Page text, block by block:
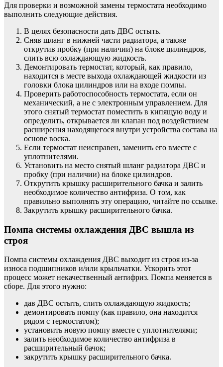
Для проверки и возможной замены термостата необходимо
выполнить следующие действия.
В целях безопасности дать ДВС остыть.
Сняв шланг в нижней части радиатора, а также
открутив пробку (при наличии) на блоке цилиндров,
слить всю охлаждающую жидкость.
Демонтировать термостат, который, как правило,
находится в месте выхода охлаждающей жидкости из
головки блока цилиндров или на входе помпы.
Проверить работоспособность термостата, если он
механический, а не с электронным управлением. Для
этого снятый термостат поместить в кипящую воду и
определить, открывается ли клапан под воздействием
расширения находящегося внутри устройства состава на
основе воска.
Если термостат неисправен, заменить его вместе с
уплотнителями.
Установить на место снятый шланг радиатора ДВС и
пробку (при наличии) на блоке цилиндров.
Открутить крышку расширительного бачка и залить
необходимое количество антифриза. О том, как
правильно выполнять эту операцию, читайте по ссылке.
Закрутить крышку расширительного бачка.
Помпа системы охлаждения ДВС вышла из
строя
Помпа системы охлаждения ДВС выходит из строя из-за
износа подшипников и/или крыльчатки. Ускорить этот
процесс может некачественный антифриз. Помпа меняется в
сборе. Для этого нужно:
дав ДВС остыть, слить охлаждающую жидкость;
демонтировать помпу (как правило, она находится
рядом с термостатом);
установить новую помпу вместе с уплотнителями;
залить необходимое количество антифриза в
расширительный бачок;
закрутить крышку расширительного бачка.